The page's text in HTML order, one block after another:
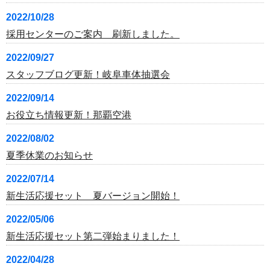
2022/10/28
採用センターのご案内 刷新しました。
2022/09/27
スタッフブログ更新！岐阜車体抽選会
2022/09/14
お役立ち情報更新！那覇空港
2022/08/02
夏季休業のお知らせ
2022/07/14
新生活応援セット 夏バージョン開始！
2022/05/06
新生活応援セット第二弾始まりました！
2022/04/28